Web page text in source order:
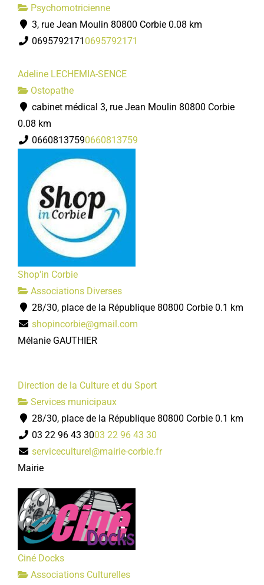
Psychomotricienne
3, rue Jean Moulin 80800 Corbie 0.08 km
0695792171 0695792171
Adeline LECHEMIA-SENCE
Ostopathe
cabinet médical 3, rue Jean Moulin 80800 Corbie
0.08 km
06608137590660813759
Shop'in Corbie
Associations Diverses
28/30, place de la République 80800 Corbie 0.1 km
shopincorbie@gmail.com
Mélanie GAUTHIER
Direction de la Culture et du Sport
Services municipaux
28/30, place de la République 80800 Corbie 0.1 km
03 22 96 43 3003 22 96 43 30
serviceculturel@mairie-corbie.fr
Mairie
Ciné Docks
Associations Culturelles